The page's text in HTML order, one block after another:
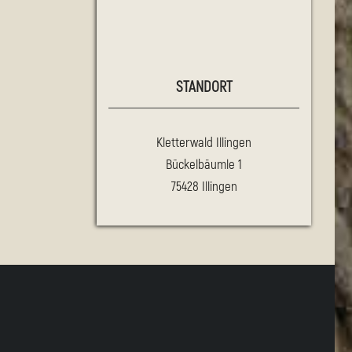
STANDORT
Kletterwald Illingen
Bückelbäumle 1
75428 Illingen